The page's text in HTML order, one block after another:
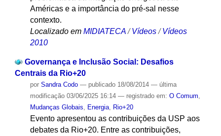
Américas e a importância do pré-sal nesse
contexto.
Localizado em MIDIATECA /Vídeos /Vídeos
2010
Governança e Inclusão Social: Desafios
Centrais da Rio+20
por Sandra Codo — publicado18/08/2014 — última
modificação03/06/2025 16:14 — registrado em: O Comum
Mudanças Globais
Energia, Rio+20
Evento apresentou as contribuições da USP aos
debates da Rio+20. Entre as contribuições,